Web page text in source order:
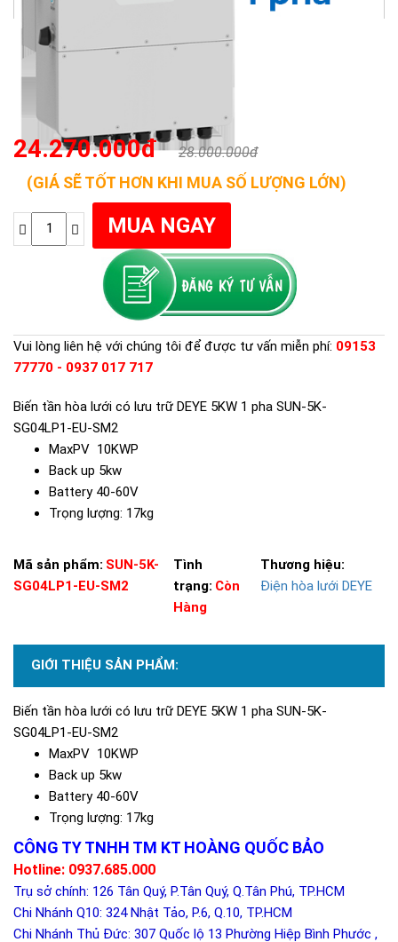
24.270.000đ 28.000.000đ
(GIÁ SẼ TỐT HƠN KHI MUA SỐ LƯỢNG LỚN)
Vui lòng liên hệ với chúng tôi để được tư vấn miễn phí: 09153
77770 - 0937 017 717
Biến tần hòa lưới có lưu trữ DEYE 5KW 1 pha SUN-5K-
SG04LP1-EU-SM2
MaxPV 10KWP
Back up 5kw
Battery 40-60V
Trọng lượng: 17kg
Mã sản phẩm: SUN-5K-
SG04LP1-EU-SM2
Tình
trạng: Còn
Hàng
Thương hiệu:
Điện hòa lưới DEYE
GIỚI THIỆU SẢN PHẨM:
Biến tần hòa lưới có lưu trữ DEYE 5KW 1 pha SUN-5K-
SG04LP1-EU-SM2
MaxPV 10KWP
Back up 5kw
Battery 40-60V
Trọng lượng: 17kg
CÔNG TY TNHH TM KT HOÀNG QUỐC BẢO
Hotline: 0937.685.000
Trụ sở chính: 126 Tân Quý, P.Tân Quý, Q.Tân Phú, TP.HCM
Chi Nhánh Q10: 324 Nhật Tảo, P.6, Q.10, TP.HCM
Chi Nhánh Thủ Đức: 307 Quốc lộ 13 Phường Hiệp Bình Phước ,